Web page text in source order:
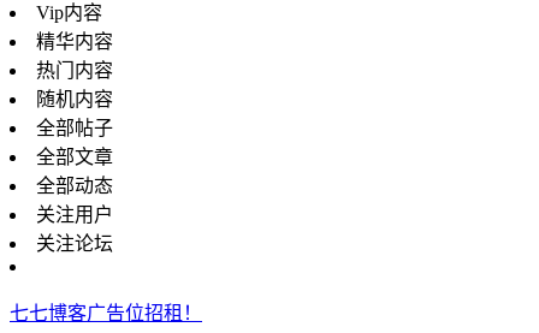
Vip内容
精华内容
热门内容
随机内容
全部帖子
全部文章
全部动态
关注用户
关注论坛
七七博客广告位招租！